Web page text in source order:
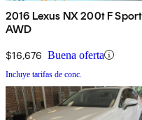
2016 Lexus NX 200t F Sport
AWD
$16,676 Buena oferta
Incluye tarifas de conc.